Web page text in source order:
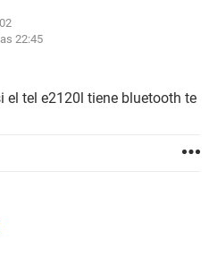
22:45
el tel e2120l tiene bluetooth te